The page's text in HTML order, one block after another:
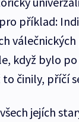
příklad:
když bylo
činily, příčí
jejích